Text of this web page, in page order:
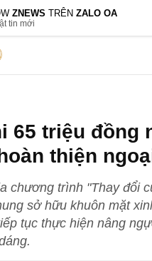
ZNEWS TRÊNZALO OA
tin mới
65 triệu đồng
thiện
chương trình "Thay đổi
sở hữu khuôn mặt
tục thực hiện nâng